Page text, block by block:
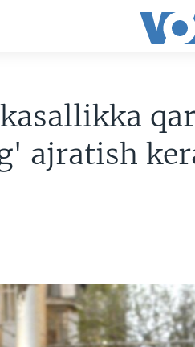
ajratish